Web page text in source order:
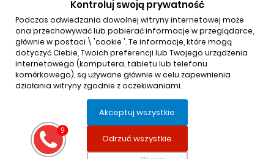
niezależnie od tego, czy są to oryginały, czy zamienniki.
INFORMACJA O SKLEPIE
REGULAMINY
Kontroluj swoją prywatność
Podczas odwiedzania dowolnej witryny internetowej może
ona przechowywać lub pobierać informacje w przeglądarce,
głównie w postaci \ 'cookie '. Te informacje, które mogą
dotyczyć Ciebie, Twoich preferencji lub Twojego urządzenia
internetowego (komputera, tabletu lub telefonu
komórkowego), są używane głównie w celu zapewnienia
działania witryny zgodnie z oczekiwaniami.
Akceptuj wszystkie
Odrzuć wszystkie